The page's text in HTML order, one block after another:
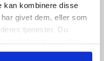
kan kombinere disse
givet dem, eller som
tjenester. Du
tilmeldt Bestyrelsesguidens
via mail.